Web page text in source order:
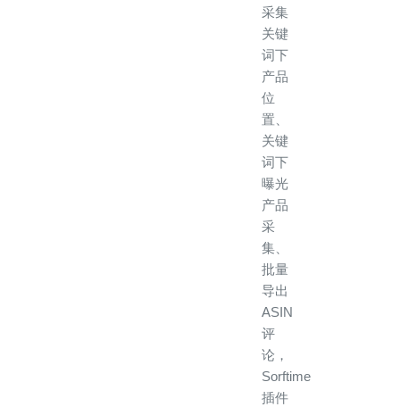
采集
关键
词下
产品
位
置、
关键
词下
曝光
产品
采
集、
批量
导出
ASIN
评
论，
Sorftime
插件